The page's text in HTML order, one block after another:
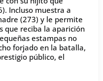
Incluso muestra a
(273) y le permite
que reciba la aparición
estampas no
forjado en la batalla,
público, el